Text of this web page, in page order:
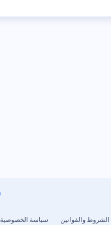
الشروط والقوانين سياسة الخصوصية